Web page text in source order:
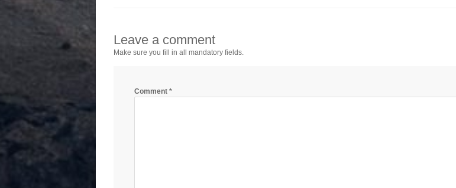
Leave a comment
Make sure you fill in all mandatory fields.
Comment *